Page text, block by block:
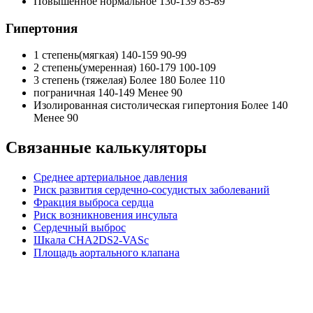
Гипертония
1 степень(мягкая) 140-159 90-99
2 степень(умеренная) 160-179 100-109
3 степень (тяжелая) Более 180 Более 110
пограничная 140-149 Менее 90
Изолированная систолическая гипертония Более 140
Менее 90
Связанные калькуляторы
Среднее артериальное давления
Риск развития сердечно-сосудистых заболеваний
Фракция выброса сердца
Риск возникновения инсульта
Сердечный выброс
Шкала CHA2DS2-VASc
Площадь аортального клапана